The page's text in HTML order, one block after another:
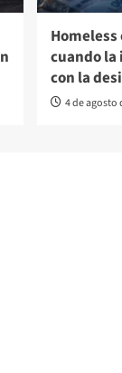
cuando
con la
4 de agosto